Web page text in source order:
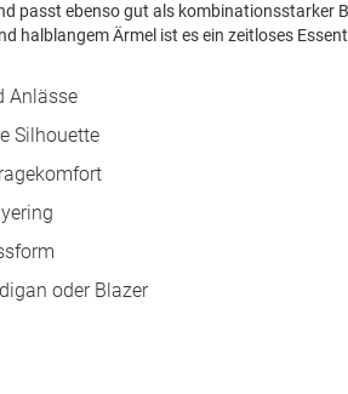
passt ebenso gut als kombinationsstarker
halblangem Ärmel ist es ein zeitloses
Anlässe
Silhouette
oder Blazer